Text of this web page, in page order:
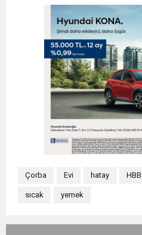
Çorba Evi hatay HBB
sıcak yemek